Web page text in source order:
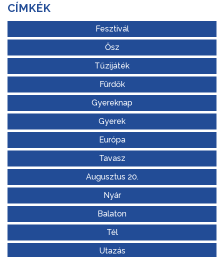
CÍMKÉK
Fesztivál
Ősz
Tűzijáték
Fürdők
Gyereknap
Gyerek
Európa
Tavasz
Augusztus 20.
Nyár
Balaton
Tél
Utazás